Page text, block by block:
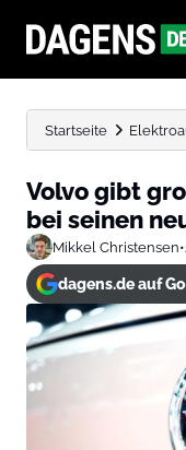
Startseite
Volvo gibt
bei seinen
Mikkel Christensen•
dagens.de auf